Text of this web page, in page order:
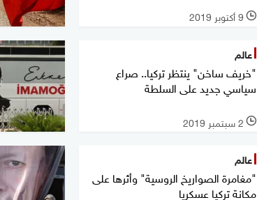
l 9 أكتوبر 2019
عالم
"خريف ساخن" ينتظر تركيا.. صراع
سياسي جديد على السلطة
l 2 سبتمبر 2019
عالم
"مغامرة الصواريخ الروسية" وأثرها على
مكانة تركيا عسكريا